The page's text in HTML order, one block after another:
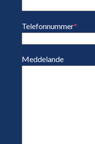
Telefonnummer*
Meddelande